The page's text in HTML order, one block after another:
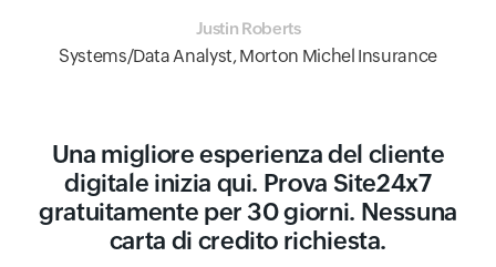
Justin Roberts
Systems/Data Analyst, Morton Michel Insurance
Una migliore esperienza del cliente
digitale inizia qui. Prova Site24x7
gratuitamente per 30 giorni. Nessuna
carta di credito richiesta.